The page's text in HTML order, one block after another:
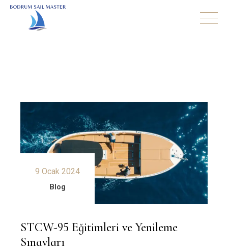
9 Ocak 2024
Blog
STCW-95 Eğitimleri ve Yenileme
Sınavları